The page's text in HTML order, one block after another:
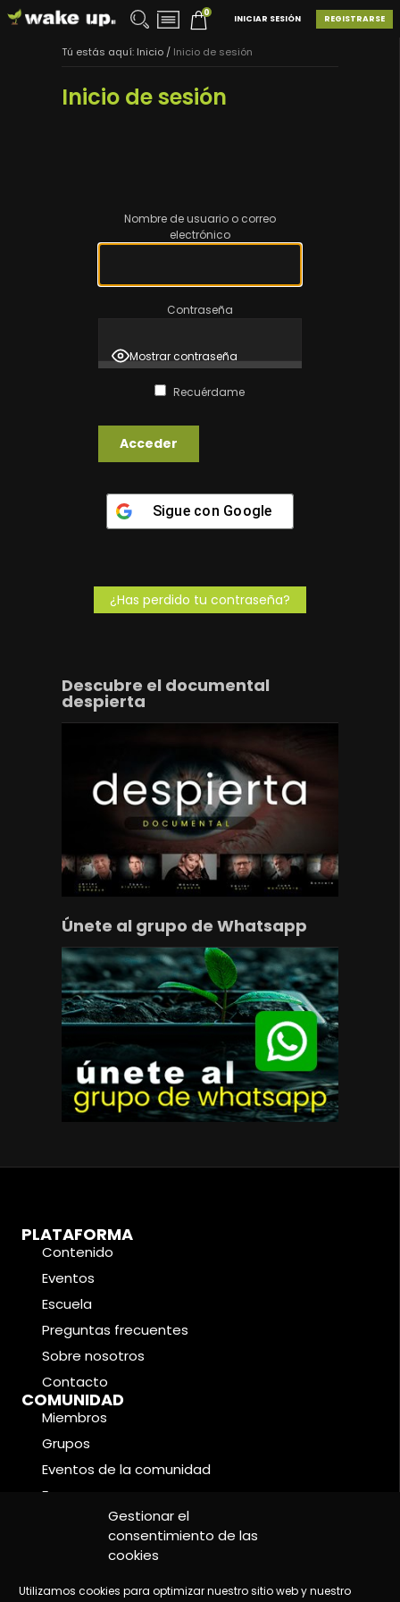
Gestionar el
consentimiento de las
cookies
Utilizamos cookies para optimizar nuestro sitio web y nuestro
0
REGISTRARSE
INICIAR SESIÓN
Tú estás aquí: Inicio/ Inicio de sesión
Inicio de sesión
Nombre de usuario o correo
electrónico
Contraseña
Mostrar contraseña
Recuérdame
Sigue con Google
¿Has perdido tu contraseña?
Descubre el documental
despierta
Únete al grupo de Whatsapp
PLATAFORMA
Contenido
Eventos
Escuela
Preguntas frecuentes
Sobre nosotros
Contacto
COMUNIDAD
Miembros
Grupos
Eventos de la comunidad
Foros
CONDICIONES LEGALES
Política de cookies
Política de privacidad
Aviso legal